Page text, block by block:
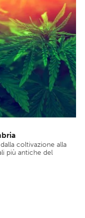
coltivazione alla
più antiche del